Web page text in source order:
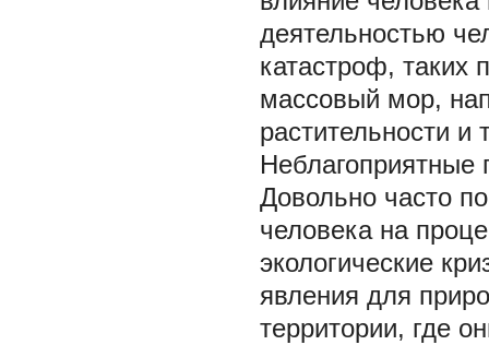
деятельностью
катастроф, таких
массовый мор,
растительности и
Неблагоприятные
Довольно часто
человека на
экологические
явления для
территории, где